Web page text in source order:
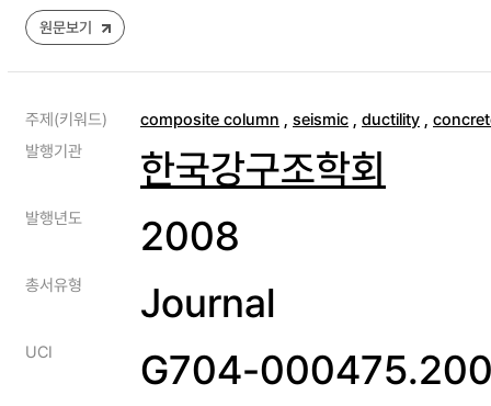
원문보기
주제(키워드) composite column , seismic , ductility ,
발행기관
한국강구조학회
발행년도 2008
총서유형 Journal
UCI G704-